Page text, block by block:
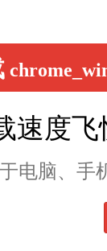
速度
电脑、手